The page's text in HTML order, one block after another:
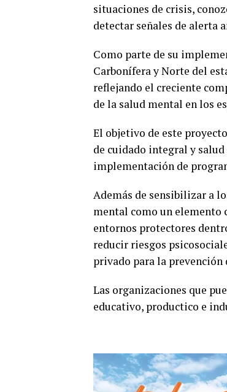
situaciones de crisis,
detectar señales de alerta
Como parte de su
Carbonífera y Norte del
reflejando el creciente
de la salud mental en los
El objetivo de este
de cuidado integral y
implementación de
Además de sensibilizar a
mental como un
entornos protectores
reducir riesgos
privado para la
Las organizaciones que
educativo, productico e